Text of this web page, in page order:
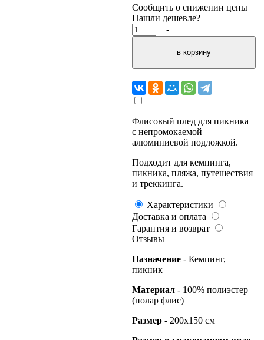
Сообщить о снижении цены
Нашли дешевле?
+ -
Флисовый плед для пикника
с непромокаемой
алюминиевой подложкой.
Подходит для кемпинга,
пикника, пляжа, путешествия
и треккинга.
Характеристики
Доставка и оплата
Гарантия и возврат
Отзывы
Назначение - Кемпинг,
пикник
Материал - 100% полиэстер
(полар флис)
Размер - 200х150 см